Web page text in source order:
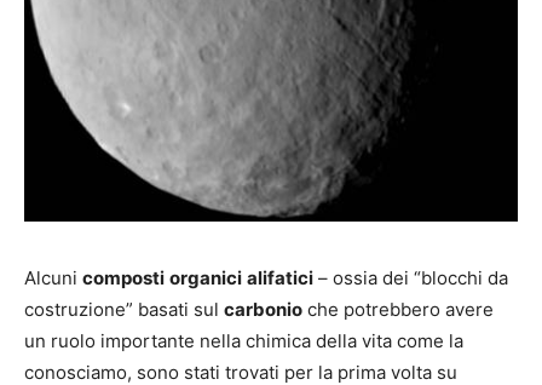
Alcuni composti organici alifatici – ossia dei “blocchi da
costruzione” basati sul carbonio che potrebbero avere
un ruolo importante nella chimica della vita come la
conosciamo, sono stati trovati per la prima volta su